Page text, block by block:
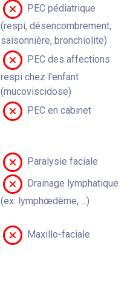
PEC pédiatrique
(respi, désencombrement,
saisonnière, bronchiolite)
PEC des affections
respi chez l'enfant
(mucoviscidose)
PEC en cabinet
Paralysie faciale
Drainage lymphatique
(ex: lymphœdème, ...)
Maxillo-faciale